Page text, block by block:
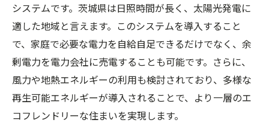
システムです。茨城県は日照時間が長く、太陽光発電に
適した地域と言えます。このシステムを導入すること
で、家庭で必要な電力を自給自足できるだけでなく、余
剰電力を電力会社に売電することも可能です。さらに、
風力や地熱エネルギーの利用も検討されており、多様な
再生可能エネルギーが導入されることで、より一層のエ
コフレンドリーな住まいを実現します。